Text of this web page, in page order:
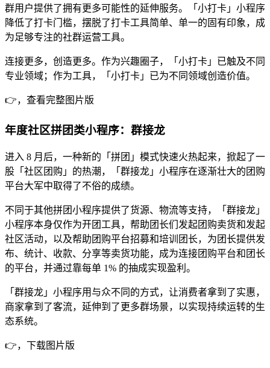
群用户提供了拥有更多可能性的延伸服务。「小打卡」小程序
降低了打卡门槛，摆脱了打卡工具简单、单一的固有印象，成
为足够专注的社群运营工具。
连接更多，创造更多。作为兴趣圈子，「小打卡」已触及不同
专业领域；作为工具，「小打卡」已为不同领域创造价值。
👉，查看完整图片版
年度社区拼团类小程序：群接龙
进入 8 月后，一种新的「拼团」模式快速火热起来，掀起了一
股「社区团购」的热潮，「群接龙」小程序在逐渐壮大的团购
平台大军中取得了不俗的成绩。
不同于其他拼团小程序提供了货源、物流等支持，「群接龙」
小程序本身仅作为开团工具，帮助团长们发起团购卖货和发起
社区活动，以及帮助团购平台招募和培训团长，为团长提供发
布、统计、收款、分享等卖货功能，成为连接团购平台和团长
的平台，并通过靠每单 1% 的抽成实现盈利。
「群接龙」小程序用与众不同的方式，让消费者拿到了实惠，
商家拿到了客流，延伸到了更多群场景，以实现持续运转的生
态系统。
👉，下载图片版